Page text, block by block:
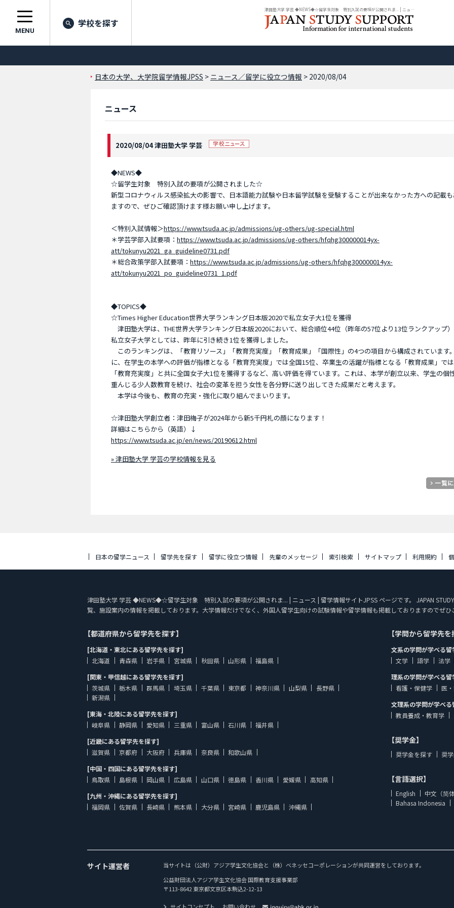
津田塾大学 学芸 ◆NEWS◆☆留学生対象 特別入試の要項が公開されま... | ニュース |...
MENU
学校を探す
日本の大学、大学院留学情報JPSS > ニュース／留学に役立つ情報 > 2020/08/04
ニュース
2020/08/04 津田塾大学 学芸
◆NEWS◆
☆留学生対象 特別入試の要項が公開されました☆
新型コロナウィルス感染拡大の影響で、日本語能力試験や日本留学試験を受験することが出来なかった方への記載も
ますので、ぜひご確認頂けます様お願い申し上げます。
＜特別入試情報＞https://www.tsuda.ac.jp/admissions/ug-others/ug-special.html
＊学芸学部入試要項： https://www.tsuda.ac.jp/admissions/ug-others/hfqhg300000014yx-
att/tokunyu2021_ga_guideline0731.pdf
＊総合政策学部入試要項： https://www.tsuda.ac.jp/admissions/ug-others/hfqhg300000014yx-
att/tokunyu2021_po_guideline0731_1.pdf
◆TOPICS◆
☆Times Higher Education世界大学ランキング日本版2020で私立女子大1位を獲得
津田塾大学は、THE世界大学ランキング日本版2020において、総合順位44位（昨年の57位より13位ランクアップ）
私立女子大学としては、昨年に引き続き1位を獲得しました。
このランキングは、「教育リソース」「教育充実度」「教育成果」「国際性」の4つの項目から構成されています
に、在学生の本学への評価が指標となる「教育充実度」では全国15位、卒業生の活躍が指標となる「教育成果」では
「教育充実度」と共に全国女子大1位を獲得するなど、高い評価を得ています。これは、本学が創立以来、学生の個
重んじる少人数教育を続け、社会の変革を担う女性を各分野に送り出してきた成果だと考えます。
本学は今後も、教育の充実・強化に取り組んでまいります。
☆津田塾大学創立者：津田梅子が2024年から新5千円札の顔になります！
詳細はこちらから（英語）↓
https://www.tsuda.ac.jp/en/news/20190612.html
» 津田塾大学 学芸の学校情報を見る
日本の留学ニュース 留学先を探す 留学に役立つ情報 先輩のメッセージ 索引検索 サイトマップ 利用規約
津田塾大学 学芸 ◆NEWS◆☆留学生対象 特別入試の要項が公開されま... | ニュース | 留学情報サイトJPSS ページです。 JAPAN
覧、施設案内の情報を掲載しております。大学情報だけでなく、外国人留学生向けの試験情報や留学情報も掲載しておりますのでぜひ
【都道府県から留学先を探す】
[北海道・東北にある留学先を探す]
北海道
青森県 岩手県 宮城県 秋田県 山形県
福島県
[関東・甲信越にある留学先を探す]
茨城県
栃木県 群馬県 埼玉県 千葉県 東京都 神奈川県 山梨県
長野県
新潟県
[東海・北陸にある留学先を探す]
岐阜県
静岡県 愛知県 三重県 富山県 石川県
福井県
[近畿にある留学先を探す]
滋賀県
京都府 大阪府 兵庫県 奈良県
和歌山県
[中国・四国にある留学先を探す]
鳥取県
島根県 岡山県 広島県 山口県 徳島県 香川県 愛媛県
高知県
[九州・沖縄にある留学先を探す]
福岡県
佐賀県 長崎県 熊本県 大分県 宮崎県 鹿児島県 沖縄県
【学問から留学先を
文系の学問が学べる留
文学
語学 法学
理系の学問が学べる留
看護・保健学
医
文理系の学問が学べ
教員養成・教育学
【奨学金】
奨学金を探す 奨
【言語選択】
English 中文（简体
Bahasa Indonesia
サイト運営者
当サイトは（公財）アジア学生文化協会と（株）ベネッセコーポレーションが共同運営をしております。
公益財団法人アジア学生文化協会 国際教育支援事業部
〒113-8642 東京都文京区本駒込2-12-13